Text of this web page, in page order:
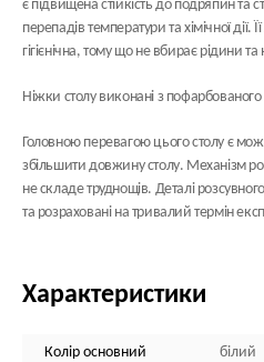
є підвищена стійкість до подряпин та
перепадів температури та хімічної дії.
гігієнічна, тому що не вбирає рідини
Ніжки столу виконані з
Головною перевагою цього столу є
збільшити довжину столу. Механізм
не складе труднощів. Деталі
та розраховані на тривалий термін
Характеристики
Колір основний білий